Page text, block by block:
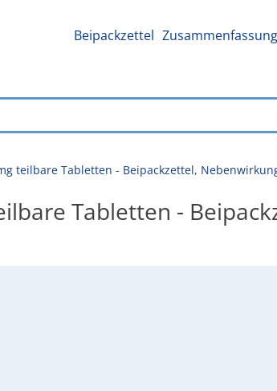
Beipackzettel
teilbare Tabletten - Beipackzettel,
Tabletten -